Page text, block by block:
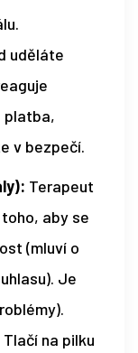
uděláte
platba,
v bezpečí.
Terapeut
aby se
(mluví o
Je
na pilku